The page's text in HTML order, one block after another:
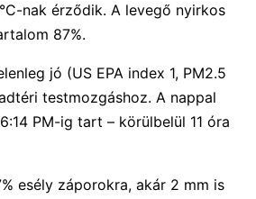
nak érződik. A levegő nyirkos
87%.
jó (US EPA index 1, PM2.5
testmozgáshoz. A nappal
PM-ig tart – körülbelül 11 óra
esély záporokra, akár 2 mm is